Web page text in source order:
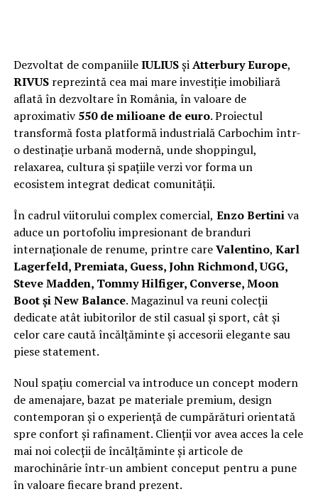
Dezvoltat de companiileIULIUSșiAtterbury Europe,
RIVUSreprezintă cea mai mare investiție imobiliară
aflată în dezvoltare în România, în valoare de
aproximativ550 de milioane de euro. Proiectul
transformă fosta platformă industrială Carbochim într-
o destinație urbană modernă, unde shoppingul,
relaxarea, cultura și spațiile verzi vor forma un
ecosistem integrat dedicat comunității.
În cadrul viitorului complex comercial, Enzo Bertiniva
aduce un portofoliu impresionant de branduri
internaționale de renume, printre careValentino, Karl
Lagerfeld, Premiata, Guess, John Richmond, UGG,
Steve Madden, Tommy Hilfiger, Converse, Moon
Boot și New Balance. Magazinul va reuni colecții
dedicate atât iubitorilor de stil casual și sport, cât și
celor care caută încălțăminte și accesorii elegante sau
piese statement.
Noul spațiu comercial va introduce un concept modern
de amenajare, bazat pe materiale premium, design
contemporan și o experiență de cumpărături orientată
spre confort și rafinament. Clienții vor avea acces la cele
mai noi colecții de încălțăminte și articole de
marochinărie într-un ambient conceput pentru a pune
în valoare fiecare brand prezent.